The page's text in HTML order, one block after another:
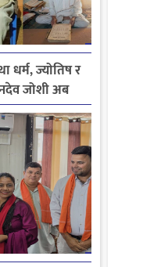
धर्म, ज्योतिष र
जोशी अब